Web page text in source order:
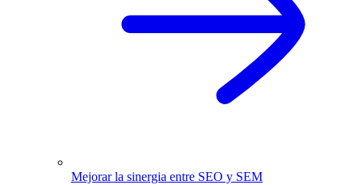
Mejorar la sinergia entre SEO y SEM